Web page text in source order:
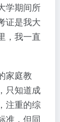
学期间所
证是我大
，我一直
家庭教
只知道成
注重的综
准，但同